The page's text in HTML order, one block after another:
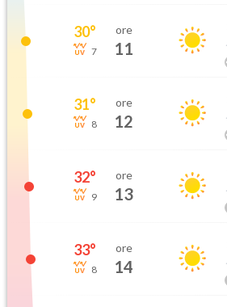
30°
7
ore
11
31°
8
ore
12
32°
9
ore
13
33°
8
ore
14